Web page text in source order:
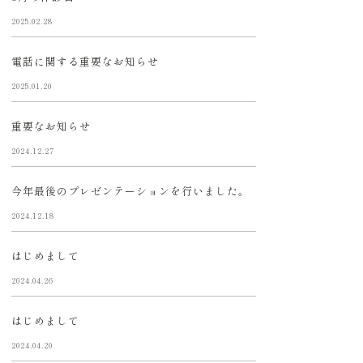
2025.02.28
電話に関する重要なお知らせ
2025.01.20
重要なお知らせ
2024.12.27
今年最後のプレゼンテーションを行いました。
2024.12.18
はじめまして
2024.04.26
はじめまして
2024.04.20